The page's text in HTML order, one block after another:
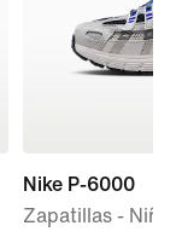
Nike P-6000
Zapatillas -